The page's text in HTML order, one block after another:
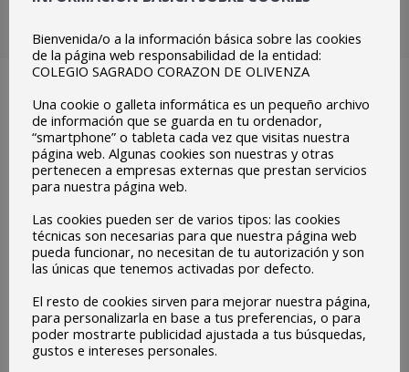
14.28.40
Estás aquí:
Inicio Copia de WhatsApp Image 2021-04-26…
Bienvenida/o a la información básica sobre las cookies
de la página web responsabilidad de la entidad:
COLEGIO SAGRADO CORAZON DE OLIVENZA
Una cookie o galleta informática es un pequeño archivo
de información que se guarda en tu ordenador,
“smartphone” o tableta cada vez que visitas nuestra
página web. Algunas cookies son nuestras y otras
pertenecen a empresas externas que prestan servicios
para nuestra página web.
Las cookies pueden ser de varios tipos: las cookies
técnicas son necesarias para que nuestra página web
pueda funcionar, no necesitan de tu autorización y son
las únicas que tenemos activadas por defecto.
El resto de cookies sirven para mejorar nuestra página,
para personalizarla en base a tus preferencias, o para
poder mostrarte publicidad ajustada a tus búsquedas,
gustos e intereses personales.